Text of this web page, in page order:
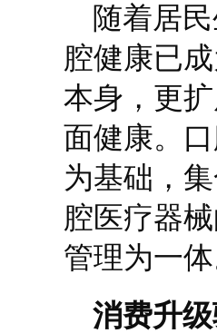
随着居
腔健康已
本身，更
面健康。
为基础，
腔医疗器
管理为一体
消费升